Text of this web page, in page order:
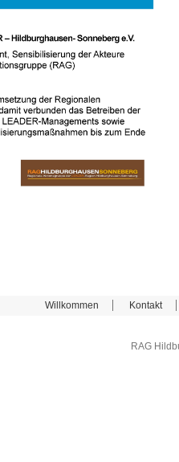
Willkommen Kontakt
RAG